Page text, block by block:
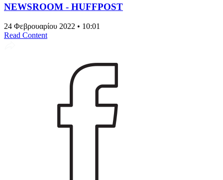
NEWSROOM - HUFFPOST
24 Φεβρουαρίου 2022 • 10:01
Read Content